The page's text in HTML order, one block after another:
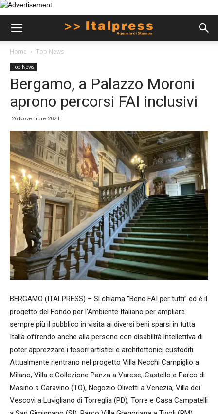
Home Top News
Top News
Bergamo, a Palazzo Moroni
aprono percorsi FAI inclusivi
26 Novembre 2024
BERGAMO (ITALPRESS) – Si chiama “Bene FAI per tutti” ed è il
progetto del Fondo per l’Ambiente Italiano per ampliare
sempre più il pubblico in visita ai diversi beni sparsi in tutta
Italia offrendo anche alla persone con disabilità intellettiva di
poter apprezzare i tesori artistici e architettonici custoditi.
Attualmente rientrano nel progetto Villa Necchi Campiglio a
Milano, Villa e Collezione Panza a Varese, Castello e Parco di
Masino a Caravino (TO), Negozio Olivetti a Venezia, Villa dei
Vescovi a Luvigliano di Torreglia (PD), Torre e Casa Campatelli